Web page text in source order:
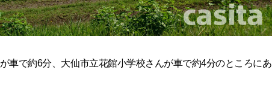
車で約6分、大仙市立花館小学校さんが車で約4分のところにあ